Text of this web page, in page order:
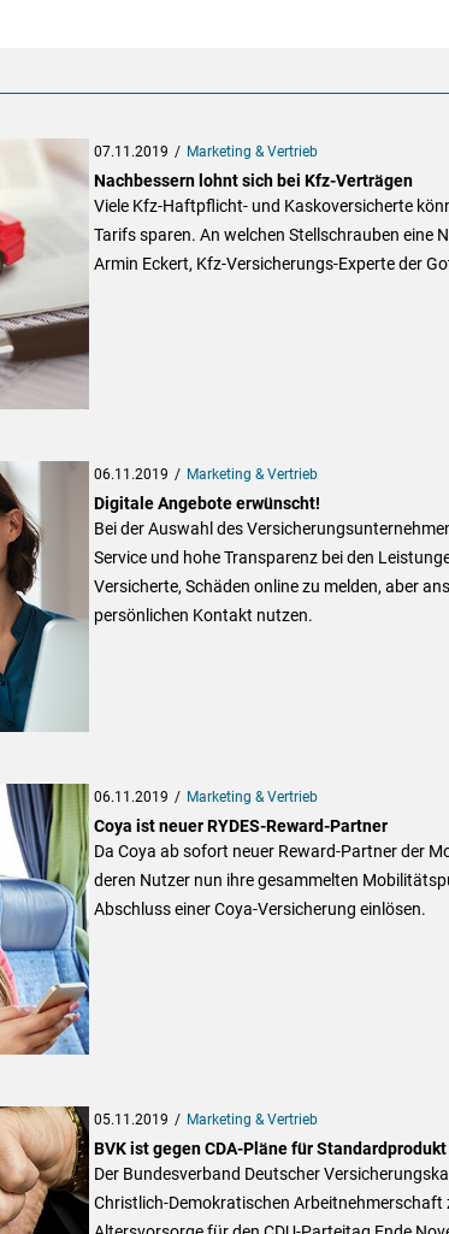
07.11.2019 Marketing & Vertrieb
Nachbessern lohnt sich bei Kfz-Verträgen
Viele Kfz-Haftpflicht- und Kaskoversicherte
Tarifs sparen. An welchen Stellschrauben eine
Armin Eckert, Kfz-Versicherungs-Experte der
06.11.2019 Marketing & Vertrieb
Digitale Angebote erwünscht!
Bei der Auswahl des
Service und hohe Transparenz bei den
Versicherte, Schäden online zu melden, aber
persönlichen Kontakt nutzen.
06.11.2019 Marketing & Vertrieb
Coya ist neuer RYDES-Reward-Partner
Da Coya ab sofort neuer Reward-Partner der
deren Nutzer nun ihre gesammelten
Abschluss einer Coya-Versicherung einlösen.
05.11.2019 Marketing & Vertrieb
BVK ist gegen CDA-Pläne für
Der Bundesverband Deutscher
Christlich-Demokratischen Arbeitnehmerschaft